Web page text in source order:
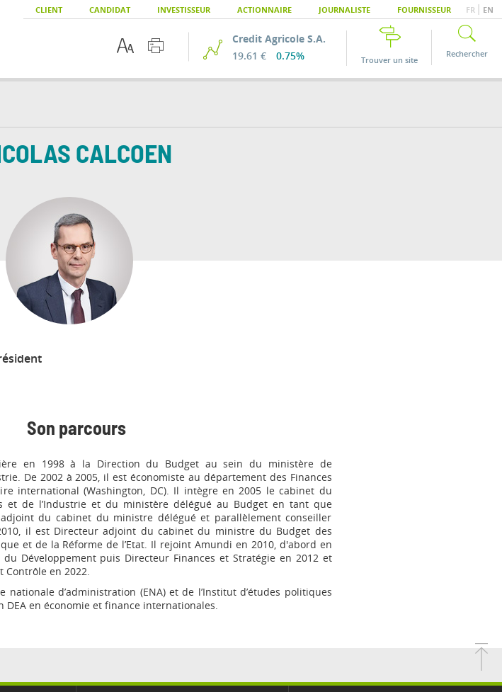
CLIENT CANDIDAT INVESTISSEUR ACTIONNAIRE JOURNALISTE FOURNISSEUR FR EN
Credit Agricole S.A.
19.61 €
0.75% Trouver un site
Rechercher
CALCOEN
Son parcours
en 1998 à la Direction du Budget au sein du ministère de
De 2002 à 2005, il est économiste au département des Finances
international (Washington, DC). Il intègre en 2005 le cabinet du
et de l’Industrie et du ministère délégué au Budget en tant que
du cabinet du ministre délégué et parallèlement conseiller
il est Directeur adjoint du cabinet du ministre du Budget des
et de la Réforme de l’Etat. Il rejoint Amundi en 2010, d'abord en
Développement puis Directeur Finances et Stratégie en 2012 et
Contrôle en 2022.
nationale d’administration (ENA) et de l’Institut d’études politiques
DEA en économie et finance internationales.